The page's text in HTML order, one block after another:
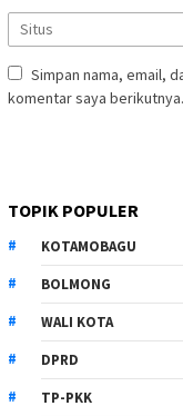
Simpan nama, email,
komentar saya berikutnya.
TOPIK POPULER
KOTAMOBAGU
BOLMONG
WALI KOTA
DPRD
TP-PKK